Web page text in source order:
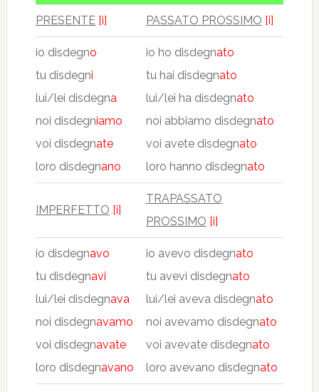
PRESENTE [i] PASSATO PROSSIMO [i]
io disdegno
tu disdegni
lui/lei disdegna
noi disdegniamo
voi disdegnate
loro disdegnano
io ho disdegnato
tu hai disdegnato
lui/lei ha disdegnato
noi abbiamo disdegnato
voi avete disdegnato
loro hanno disdegnato
IMPERFETTO [i]
TRAPASSATO
PROSSIMO [i]
io disdegnavo
tu disdegnavi
lui/lei disdegnava
noi disdegnavamo
voi disdegnavate
loro disdegnavano
io avevo disdegnato
tu avevi disdegnato
lui/lei aveva disdegnato
noi avevamo disdegnato
voi avevate disdegnato
loro avevano disdegnato